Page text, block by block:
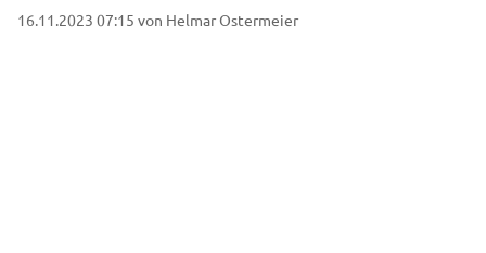
16.11.2023 07:15 von Helmar Ostermeier